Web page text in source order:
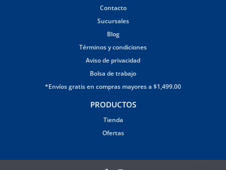
Contacto
Sucursales
Blog
Términos y condiciones
Aviso de privacidad
Bolsa de trabajo
*Envíos gratis en compras mayores a $1,499.00
PRODUCTOS
Tienda
Ofertas